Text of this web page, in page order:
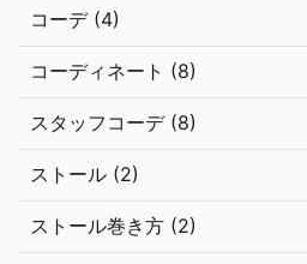
コーデ (4)
コーディネート (8)
スタッフコーデ (8)
ストール (2)
ストール巻き方 (2)